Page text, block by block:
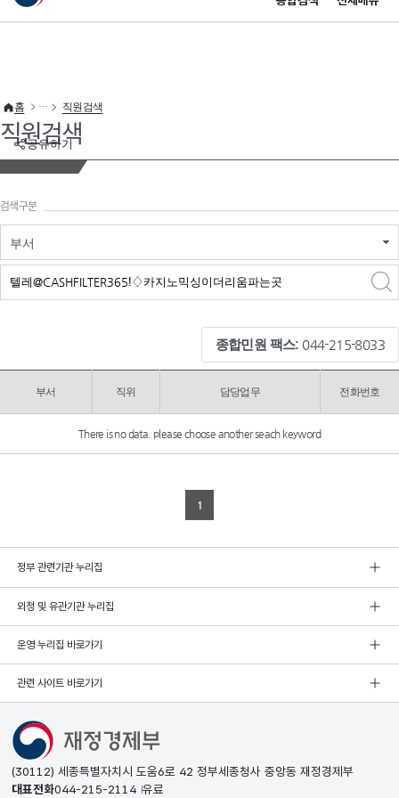
이 누리집은 대한민국 공식 전자정부 누리집입니다.
공유하기
홈 직원검색
직원검색
검색구분
부서
종합민원 팩스: 044-215-8033
부서 직위 담당업무 전화번호
There is no data. please choose another seach keyword
1
정부 관련기관 누리집
외청 및 유관기관 누리집
운영 누리집 바로가기
관련 사이트 바로가기
(30112) 세종특별자치시 도움6로 42 정부세종청사 중앙동 재정경제부
대표전화044-215-2114 유료